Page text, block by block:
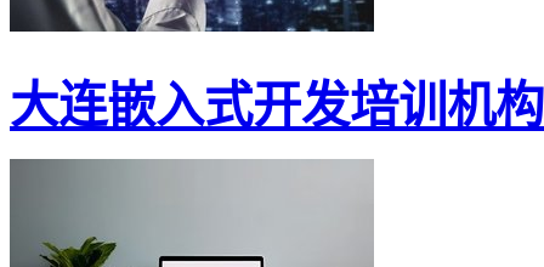
大连嵌入式开发培训机